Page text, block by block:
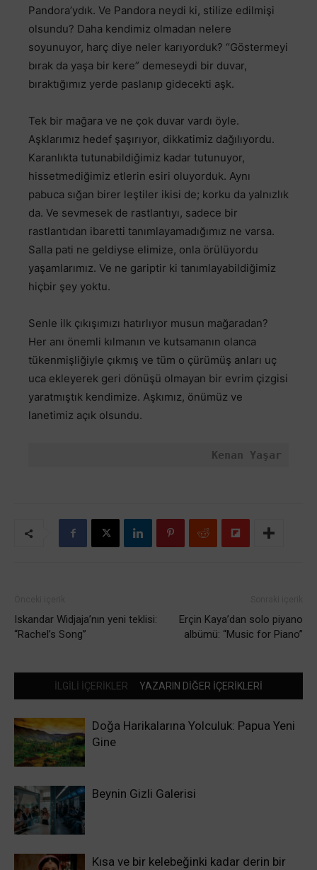
Pandora’ydık. Ve Pandora neydi ki, stilize edilmişi
olsundu? Daha kendimiz olmadan nelere
soyunuyor, harç diye neler karıyorduk? “Göstermeyi
bırak da yaşa bir kere” demeseydi bir duvar,
bıraktığımız yerde paslanıp gidecekti aşk.
Tek bir mağara ve ne çok duvar vardı öyle.
Aşklarımız hedef şaşırıyor, dikkatimiz dağılıyordu.
Karanlıkta tutunabildiğimiz kadar tutunuyor,
hissetmediğimiz etlerin esiri oluyorduk. Aynı
pabuca sığan birer leştiler ikisi de; korku da yalnızlık
da. Ve sevmesek de rastlantıyı, sadece bir
rastlantıdan ibaretti tanımlayamadığımız ne varsa.
Salla pati ne geldiyse elimize, onla örülüyordu
yaşamlarımız. Ve ne gariptir ki tanımlayabildiğimiz
hiçbir şey yoktu.
Senle ilk çıkışımızı hatırlıyor musun mağaradan?
Her anı önemli kılmanın ve kutsamanın olanca
tükenmişliğiyle çıkmış ve tüm o çürümüş anları uç
uca ekleyerek geri dönüşü olmayan bir evrim çizgisi
yaratmıştık kendimize. Aşkımız, önümüz ve
lanetimiz açık olsundu.
Kenan Yaşar
Iskandar Widjaja’nın yeni teklisi:
“Rachel’s Song”
Erçin Kaya’dan solo piyano
albümü: “Music for Piano”
İLGİLİ İÇERİKLER YAZARIN DİĞER İÇERİKLERİ
Doğa Harikalarına Yolculuk: Papua Yeni
Gine
Beynin Gizli Galerisi
Kısa ve bir kelebeğinki kadar derin bir